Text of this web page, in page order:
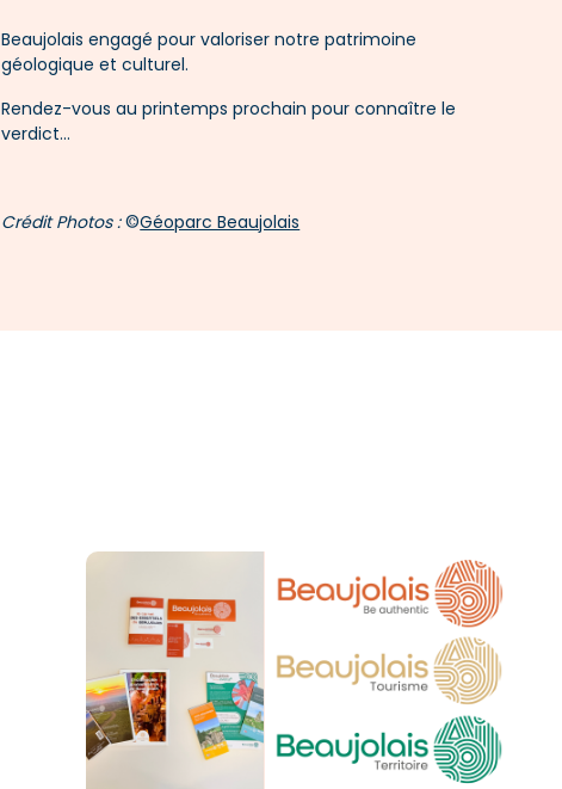
Beaujolais engagé pour valoriser notre patrimoine
géologique et culturel.
Rendez-vous au printemps prochain pour connaître le
verdict...
Crédit Photos :©Géoparc Beaujolais